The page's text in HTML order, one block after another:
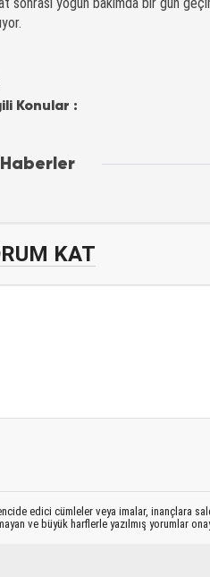
sonrası yoğun bakımda bir gün
Konular :
KAT
edici cümleler veya imalar, inançlara
ve büyük harflerle yazılmış yorumlar